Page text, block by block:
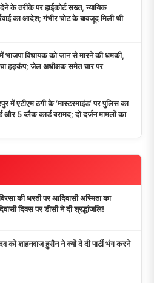
के तरीके पर हाईकोर्ट सख्त, न्यायिक
का आदेश; गंभीर चोट के बावजूद मिली थी
विधायक को जान से मारने की धमकी,
हड़कंप; जेल अधीक्षक समेत चार पर
में एटीएम ठगी के ‘मास्टरमाइंड’ पर पुलिस का
और 5 ब्लैक कार्ड बरामद; दो दर्जन मामलों का
की धरती पर आदिवासी अस्मिता का
दिवस पर डीसी ने दी श्रद्धांजलि!
को शाहनवाज हुसैन ने क्यों दे दी पार्टी भंग करने